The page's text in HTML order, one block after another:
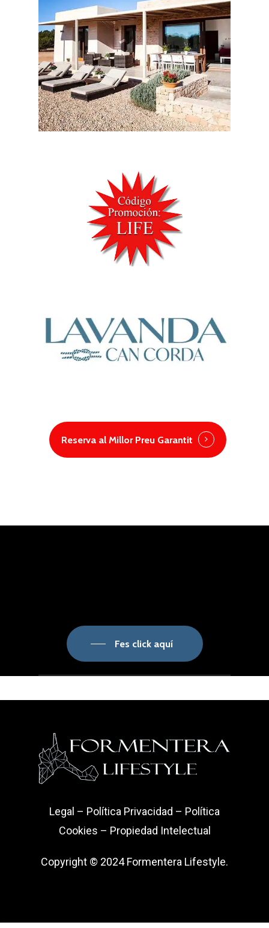
Reserva al Millor Preu Garantit
Fes click aquí
Legal – Política Privacidad – Política
Cookies – Propiedad Intelectual
Copyright © 2024 Formentera Lifestyle.